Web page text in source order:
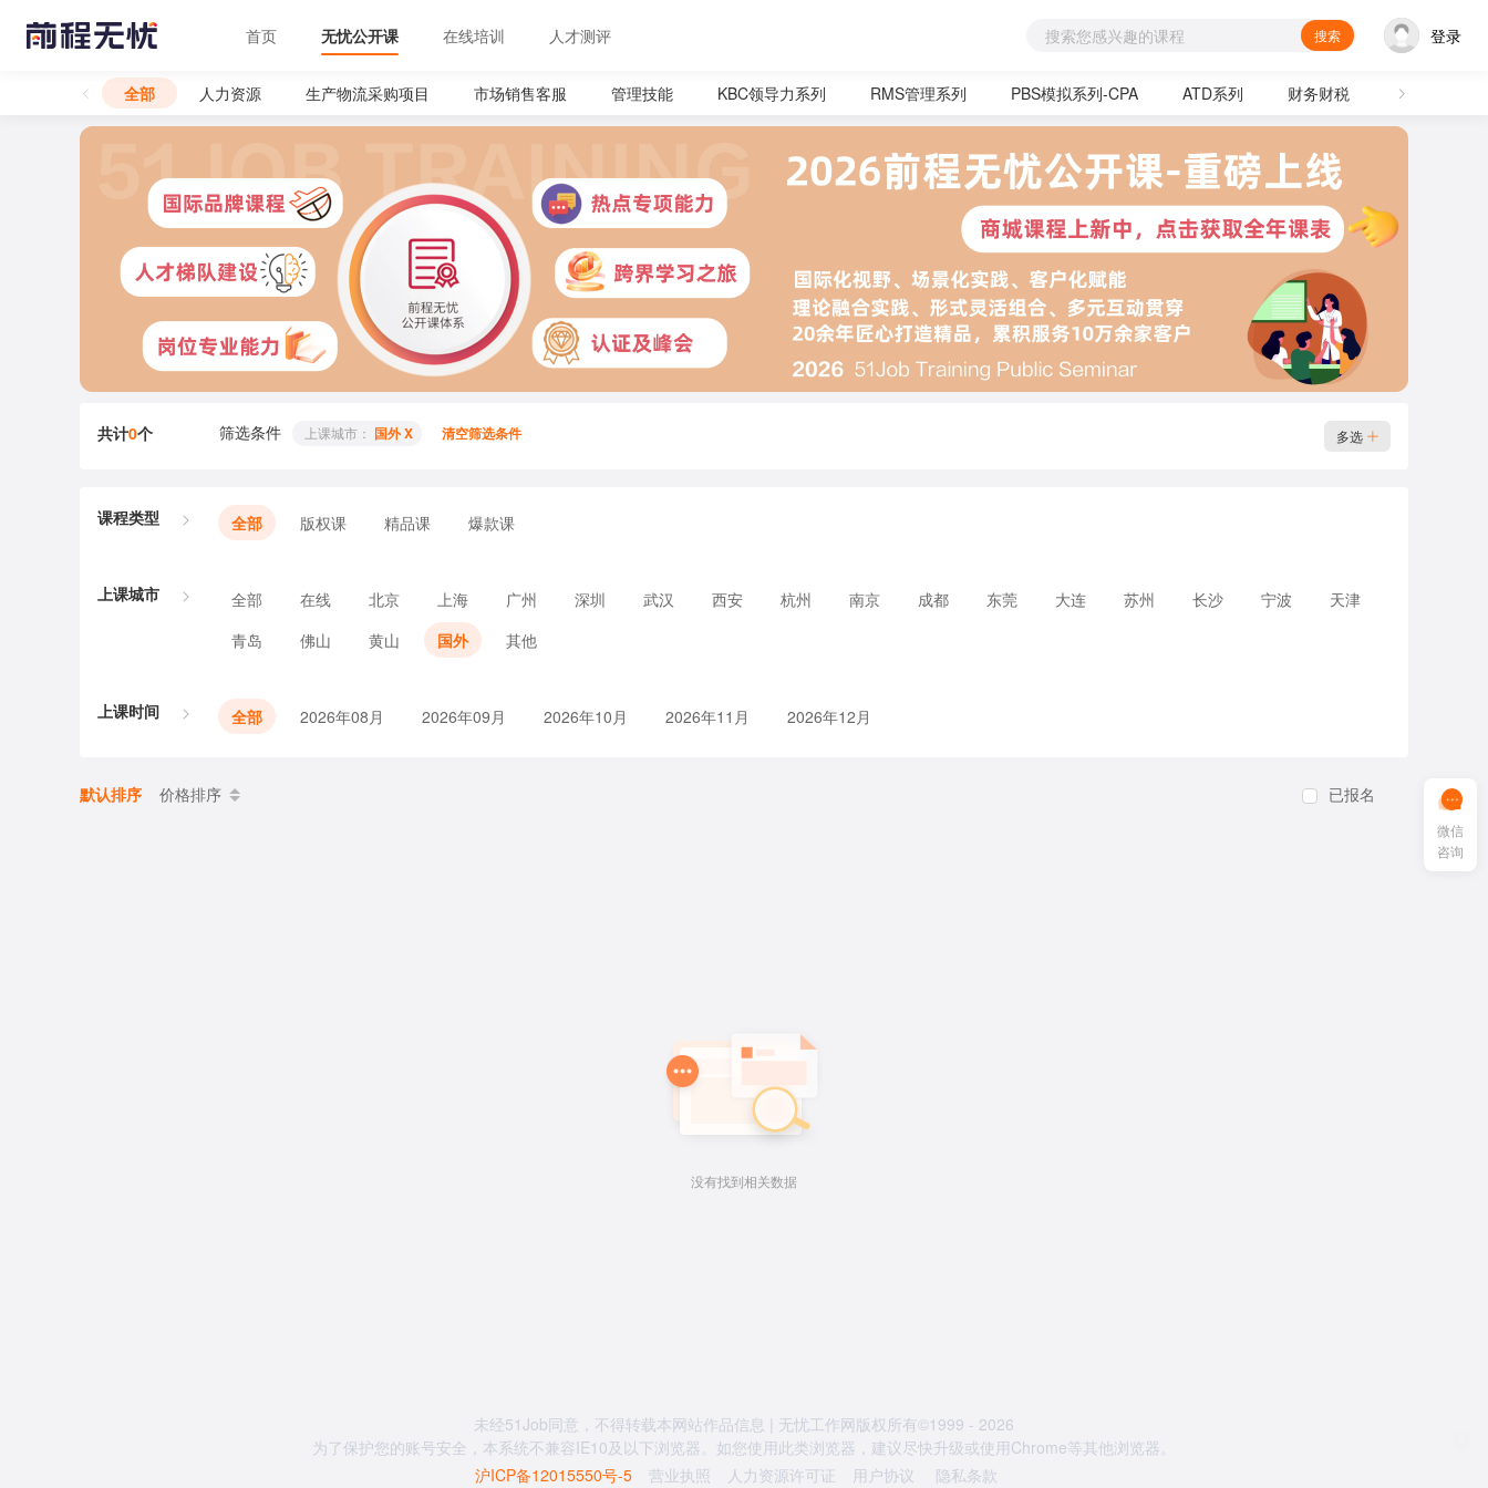
首页 无忧公开课 在线培训 人才测评 搜索 登录
全部 人力资源 生产物流采购项目 市场销售客服 管理技能 KBC领导力系列 RMS管理系列 PBS模拟系列-CPA ATD系列 财务财税 通用技能
共计0个 筛选条件 上课城市： 国外 X 清空筛选条件 多选
课程类型 全部 版权课 精品课 爆款课
上课城市 全部 在线 北京 上海 广州 深圳 武汉 西安 杭州 南京 成都 东莞 大连 苏州 长沙 宁波
天津
青岛
佛山 黄山 国外 其他
上课时间 全部 2026年08月 2026年09月 2026年10月 2026年11月 2026年12月
默认排序 价格排序 已报名
没有找到相关数据
未经51Job同意，不得转载本网站作品信息 | 无忧工作网版权所有©1999 - 2026
为了保护您的账号安全，本系统不兼容IE10及以下浏览器。如您使用此类浏览器，建议尽快升级或使用Chrome等其他浏览器。
沪ICP备12015550号-5
营业执照 人力资源许可证 用户协议 隐私条款
微信
咨询